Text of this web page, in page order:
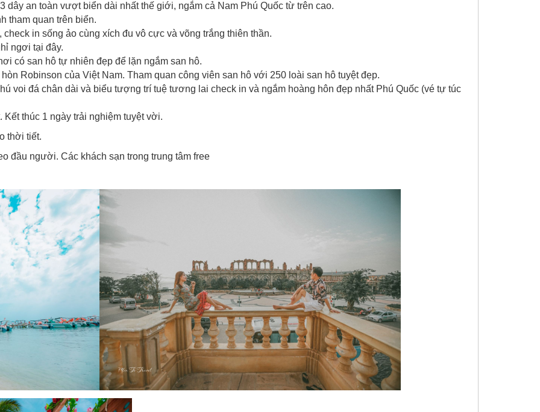
dây an toàn vượt biển dài nhất thế giới, ngắm cả Nam Phú Quốc từ trên cao.
tham quan trên biển.
in sống ảo cùng xích đu vô cực và võng trắng thiên thần.
ngơi tại đây.
có san hô tự nhiên đẹp để lặn ngắm san hô.
Robinson của Việt Nam. Tham quan công viên san hô với 250 loài san hô tuyệt đẹp.
voi đá chân dài và biểu tượng trí tuệ tương lai check in và ngắm hoàng hôn đẹp nhất Phú Quốc (vé tự túc
thúc 1 ngày trải nghiệm tuyệt vời.
thời tiết.
đầu người. Các khách sạn trong trung tâm free